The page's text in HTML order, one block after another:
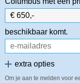
beschikbaar komt.
extra opties
Om je aan te melden voor